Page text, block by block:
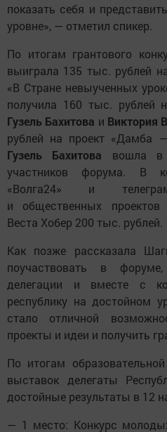
показать себя и
уровне», — отметил спикер.
По итогам грантового
выиграла 135 тыс. рублей
«В Стране невыученных
получила 160 тыс. рублей
Гузель Бахитова и Виктория
рублей на проект «Дамба
Гузель Бахитова вошла в
участников форума. В
«Волга24» и
и общественных
Веста Хобер 200 тыс. рублей.
Как позже рассказала
поучаствовать в
делегации и вместе с
республику на достойном
стало отличной
проекты и идеи и получить
По итогам
выставок делегаты
достойные результаты в 12
— 1 место: Конкурс